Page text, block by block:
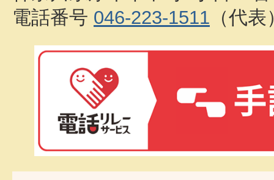
電話番号 046-223-1511 （代表